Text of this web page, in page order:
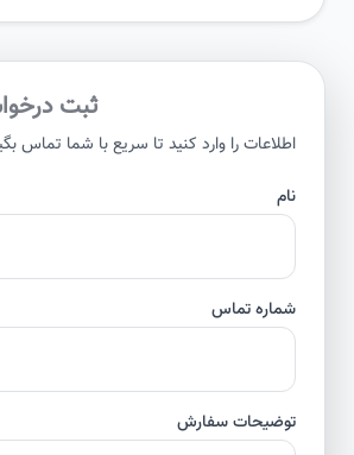
ثبت درخواست
اطلاعات را وارد کنید تا سریع با شما تماس بگیریم.
شماره تماس
توضیحات سفارش